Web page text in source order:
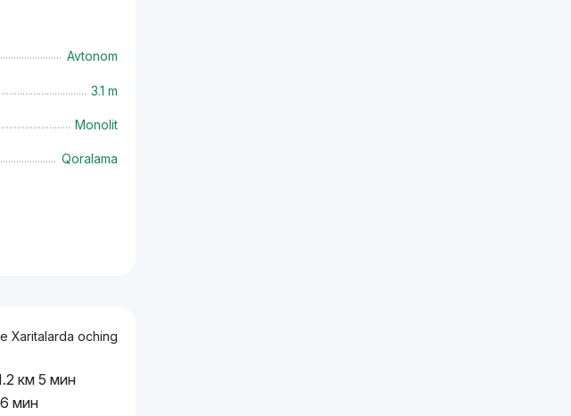
Avtonom
3.1 m
Monolit
Qoralama
Xaritalarda oching
км 5 мин
мин